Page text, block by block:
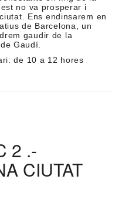
no va prosperar i
Ens endinsarem en
de Barcelona, un
gaudir de la
Gaudí.
de 10 a 12 hores
2 .-
CIUTAT